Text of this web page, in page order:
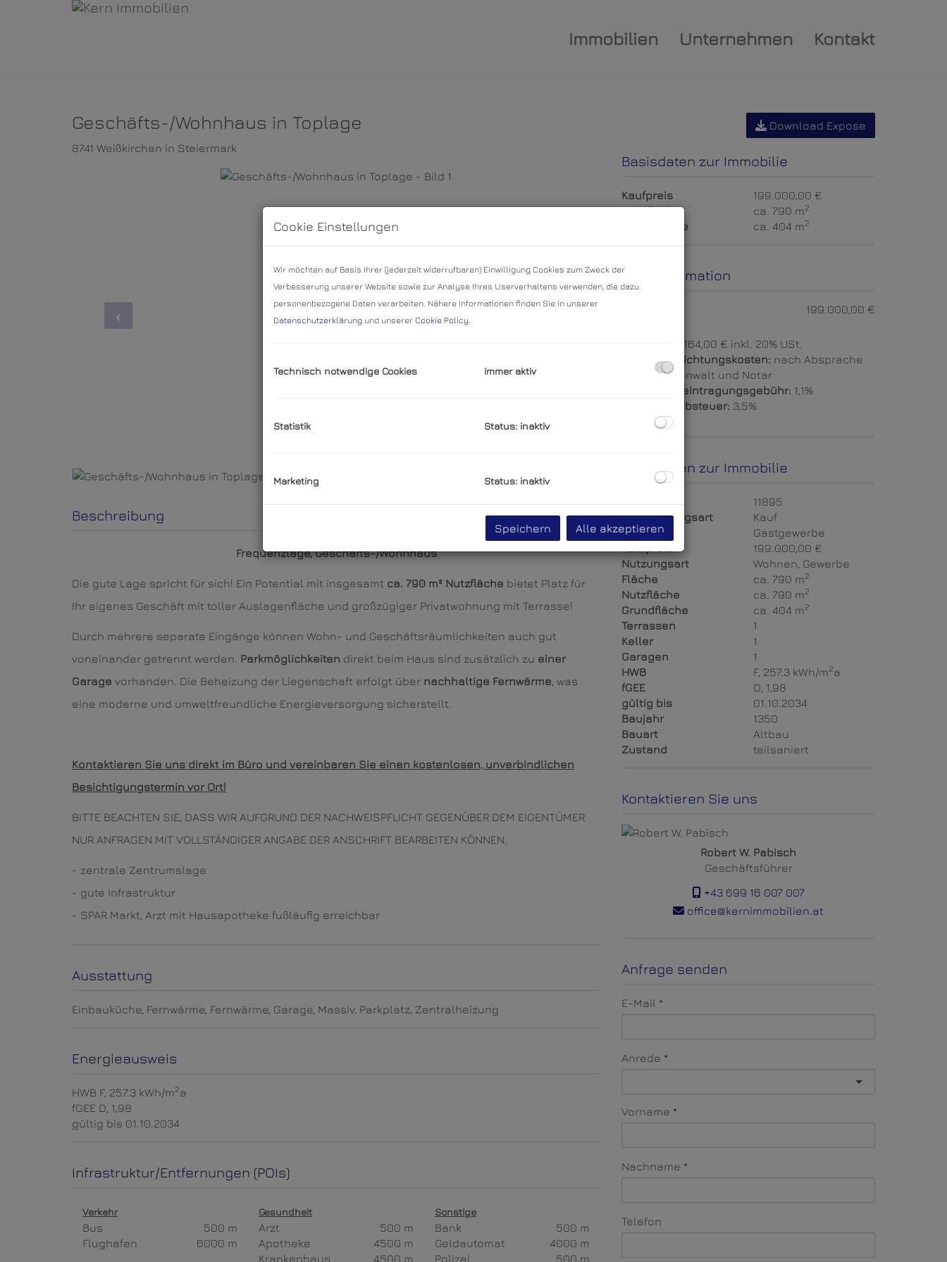
Immobilien Unternehmen Kontakt
Geschäfts-/Wohnhaus in Toplage
8741 Weißkirchen in Steiermark
Beschreibung
Frequenzlage, Geschäfts-/Wohnhaus
Die gute Lage spricht für sich! Ein Potential mit insgesamt ca. 790 m² Nutzfläche bietet Platz für
Ihr eigenes Geschäft mit toller Auslagenfläche und großzügiger Privatwohnung mit Terrasse!
Durch mehrere separate Eingänge können Wohn- und Geschäftsräumlichkeiten auch gut
voneinander getrennt werden. Parkmöglichkeiten direkt beim Haus sind zusätzlich zu einer
Garage vorhanden. Die Beheizung der Liegenschaft erfolgt über nachhaltige Fernwärme , was
eine moderne und umweltfreundliche Energieversorgung sicherstellt.
Kontaktieren Sie uns direkt im Büro und vereinbaren Sie einen kostenlosen, unverbindlichen
Besichtigungstermin vor Ort!
BITTE BEACHTEN SIE, DASS WIR AUFGRUND DER NACHWEISPFLICHT GEGENÜBER DEM EIGENTÜMER
NUR ANFRAGEN MIT VOLLSTÄNDIGER ANGABE DER ANSCHRIFT BEARBEITEN KÖNNEN.
- zentrale Zentrumslage
- gute Infrastruktur
- SPAR Markt, Arzt mit Hausapotheke fußläufig erreichbar
Ausstattung
Einbauküche Fernwärme Fernwärme Garage Massiv Parkplatz Zentralheizung
Energieausweis
HWB F, 257.3 kWh/m2a
fGEE D, 1,98
gültig bis 01.10.2034
Infrastruktur/Entfernungen (POIs)
Verkehr
Bus
500 m
Flughafen
6000 m
Gesundheit
Arzt
500 m
Apotheke
4500 m
Krankenhaus
4500 m
Sonstige
Bank
500 m
Geldautomat
4000 m
Polizei
500 m
Download Expose
Basisdaten zur Immobilie
Kaufpreis
199.000,00 €
Nutzfläche
ca. 790 m2
Grundfläche ca. 404 m2
Preisinformation
199.000,00 €
7.164,00 € inkl. 20% USt.
Vertragserrichtungskosten: nach Absprache
mit Rechtsanwalt und Notar
Grundbucheintragungsgebühr: 1,1%
Grunderwerbsteuer: 3,5%
Basisdaten zur Immobilie
Objektnr.
11895
Vermarktungsart
Kauf
Objektart
Gastgewerbe
199.000,00 €
Nutzungsart
Wohnen Gewerbe
Fläche
ca. 790 m2
Nutzfläche ca. 790 m2
Grundfläche ca. 404 m2
Terrassen
1
Keller
1
Garagen
1
HWB
F, 257.3 kWh/m2a
fGEE
D, 1,98
gültig bis
01.10.2034
Baujahr
1350
Bauart
Altbau
Zustand
teilsaniert
Kontaktieren Sie uns
Robert W. Pabisch
Geschäftsführer
+43 699 16 007 007
office@kernimmobilien.at
Anfrage senden
E-Mail
Anrede
Vorname
Nachname
Telefon
Cookie Einstellungen
Wir möchten auf Basis Ihrer (jederzeit widerrufbaren) Einwilligung Cookies zum Zweck der
Verbesserung unserer Website sowie zur Analyse Ihres Userverhaltens verwenden, die dazu
personenbezogene Daten verarbeiten. Nähere Informationen finden Sie in unserer
Datenschutzerklärung und unserer Cookie Policy
Technisch notwendige Cookies immer aktiv
Statistik Status: inaktiv
Marketing Status: inaktiv
Speichern Alle akzeptieren